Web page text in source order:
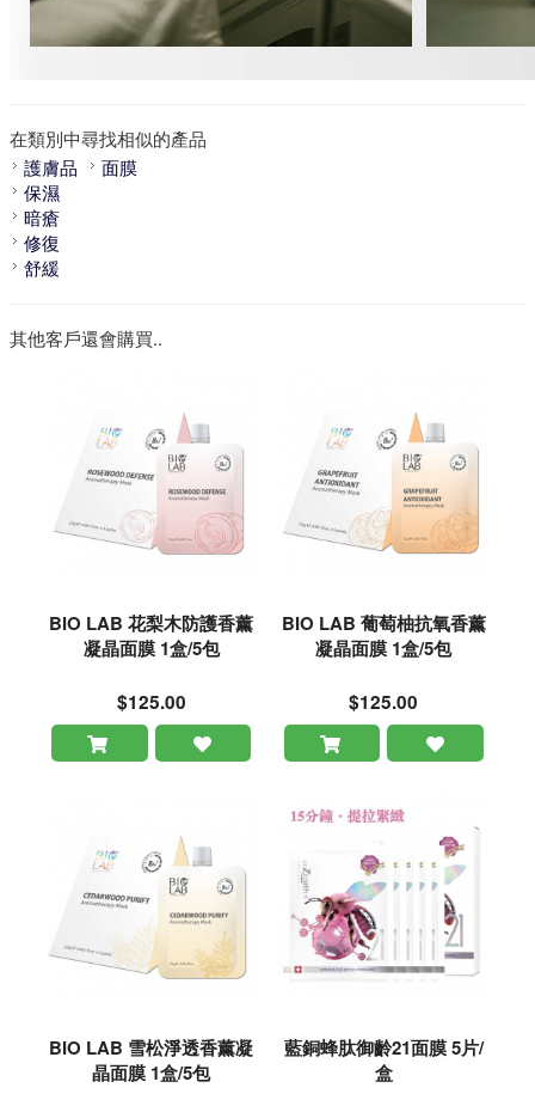
在類別中尋找相似的產品
護膚品
面膜
保濕
暗瘡
修復
舒緩
其他客戶還會購買..
BIO LAB 花梨木防護香薰
凝晶面膜 1盒/5包
$125.00
BIO LAB 葡萄柚抗氧香薰
凝晶面膜 1盒/5包
$125.00
BIO LAB 雪松淨透香薰凝
晶面膜 1盒/5包
藍銅蜂肽御齡21面膜 5片/
盒